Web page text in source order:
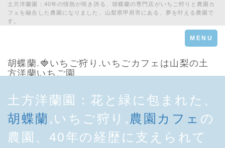
土方洋蘭園：40年の情熱が咲き誇る、胡蝶蘭の専門店がいちご狩りと農園カ
フェを融合した農園になりました、山梨県甲府市にある、夢を叶える農園で
す。
Toggle
navigation
MENU
胡蝶蘭.🍓いちご狩り.いちごカフェは山梨の土
方洋蘭いちご園
土方洋蘭園：花と緑に包まれた、
胡蝶蘭 ,いちご狩り, 農園カフェ の
農園、40年の経歴に支えられて